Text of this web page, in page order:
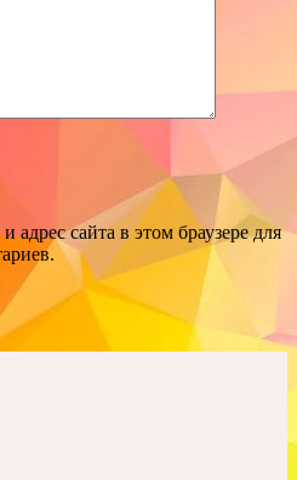
адрес сайта в этом браузере для